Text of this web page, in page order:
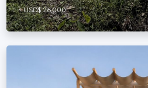
~ USD$ 26,000